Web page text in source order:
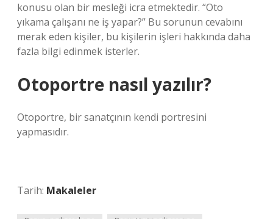
konusu olan bir mesleği icra etmektedir. “Oto
yıkama çalışanı ne iş yapar?” Bu sorunun cevabını
merak eden kişiler, bu kişilerin işleri hakkında daha
fazla bilgi edinmek isterler.
Otoportre nasıl yazılır?
Otoportre, bir sanatçının kendi portresini
yapmasıdır.
Tarih: Makaleler